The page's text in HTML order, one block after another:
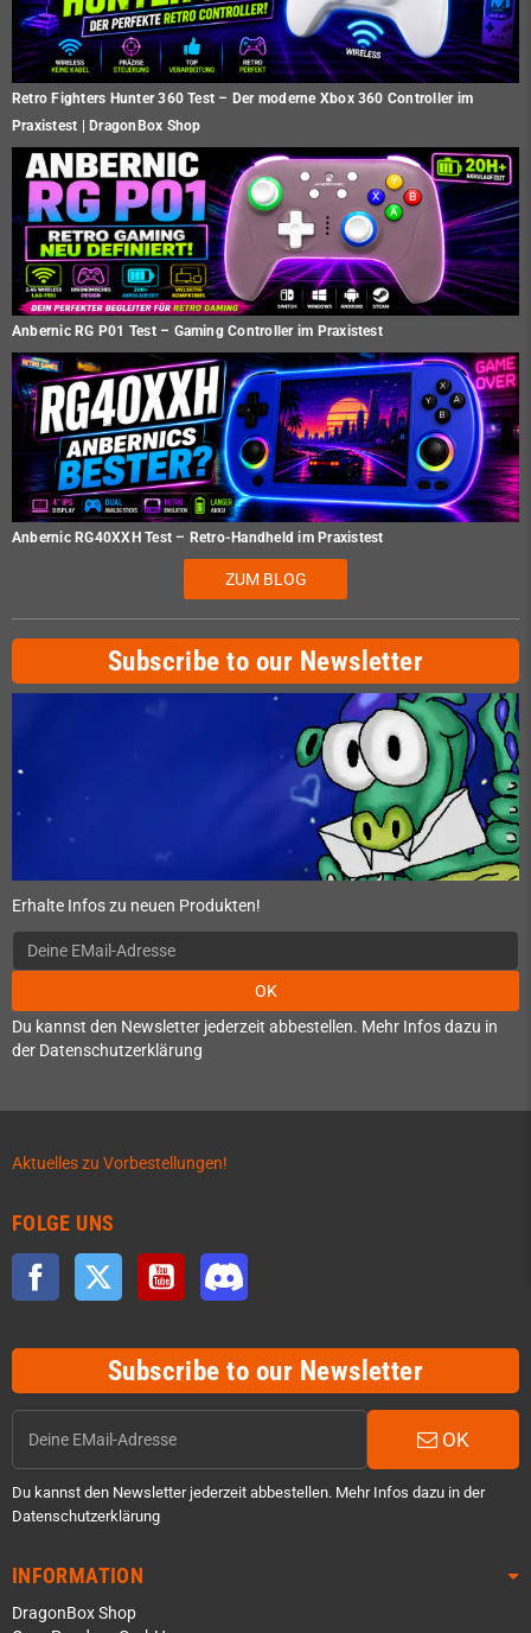
Retro Fighters Hunter 360 Test – Der moderne Xbox 360 Controller im
Praxistest | DragonBox Shop
Anbernic RG P01 Test – Gaming Controller im Praxistest
Anbernic RG40XXH Test – Retro-Handheld im Praxistest
ZUM BLOG
Subscribe to our Newsletter
Erhalte Infos zu neuen Produkten!
OK
Du kannst den Newsletter jederzeit abbestellen. Mehr Infos dazu in
der Datenschutzerklärung
Aktuelles zu Vorbestellungen!
FOLGE UNS
Facebook Twitter YouTube
Subscribe to our Newsletter
OK
Du kannst den Newsletter jederzeit abbestellen. Mehr Infos dazu in der
Datenschutzerklärung
INFORMATION
DragonBox Shop